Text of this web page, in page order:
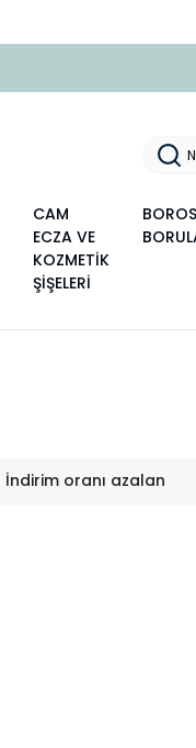
CAM
ECZA VE
KOZMETİK
ŞİŞELERİ
İndirim oranı azalan